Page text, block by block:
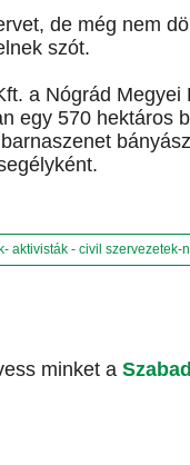
de még nem
szót.
a Nógrád
egy 570 hektáros
aktivisták - civil szervezetek-
minket a